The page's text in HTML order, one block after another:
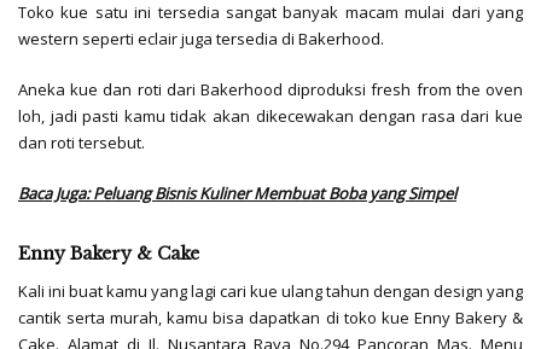
Toko kue satu ini tersedia sangat banyak macam mulai dari yang
western seperti eclair juga tersedia di Bakerhood.
Aneka kue dan roti dari Bakerhood diproduksi fresh from the oven
loh, jadi pasti kamu tidak akan dikecewakan dengan rasa dari kue
dan roti tersebut.
Baca Juga: Peluang Bisnis Kuliner Membuat Boba yang Simpel
Enny Bakery & Cake
Kali ini buat kamu yang lagi cari kue ulang tahun dengan design yang
cantik serta murah, kamu bisa dapatkan di toko kue Enny Bakery &